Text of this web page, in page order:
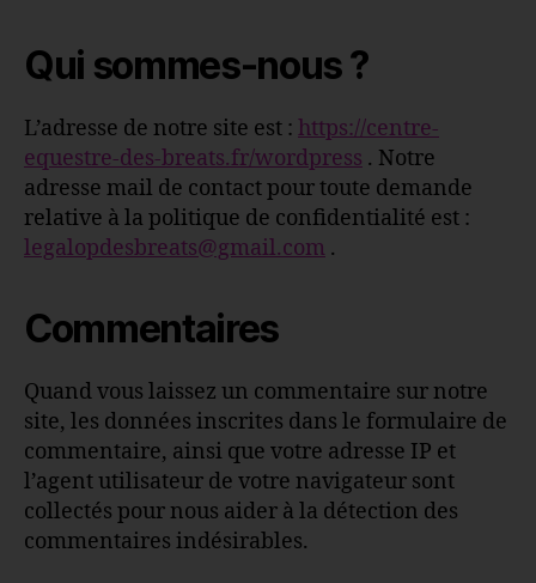
Qui sommes-nous ?
L’adresse de notre site est : https://centre-
equestre-des-breats.fr/wordpress . Notre
adresse mail de contact pour toute demande
relative à la politique de confidentialité est :
legalopdesbreats@gmail.com .
Commentaires
Quand vous laissez un commentaire sur notre
site, les données inscrites dans le formulaire de
commentaire, ainsi que votre adresse IP et
l’agent utilisateur de votre navigateur sont
collectés pour nous aider à la détection des
commentaires indésirables.